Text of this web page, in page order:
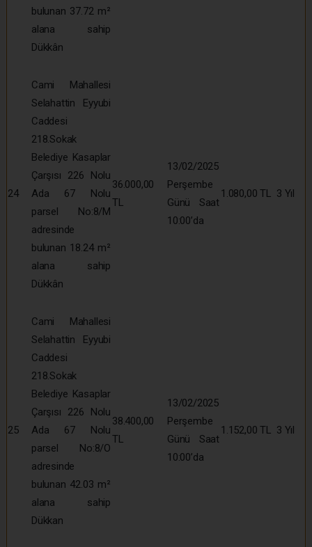
bulunan 37.72 m²
alana sahip
Dükkân
24
Cami Mahallesi
Selahattin Eyyubi
Caddesi
218.Sokak
Belediye Kasaplar
Çarşısı 226 Nolu
Ada 67 Nolu
parsel No:8/M
adresinde
bulunan 18.24 m²
alana sahip
Dükkân
36.000,00
TL
13/02/2025
Perşembe
Günü Saat
10:00’da
1.080,00 TL 3 Yıl
25
Cami Mahallesi
Selahattin Eyyubi
Caddesi
218.Sokak
Belediye Kasaplar
Çarşısı 226 Nolu
Ada 67 Nolu
parsel No:8/O
adresinde
bulunan 42.03 m²
alana sahip
Dükkan
38.400,00
TL
13/02/2025
Perşembe
Günü Saat
10:00’da
1.152,00 TL 3 Yıl